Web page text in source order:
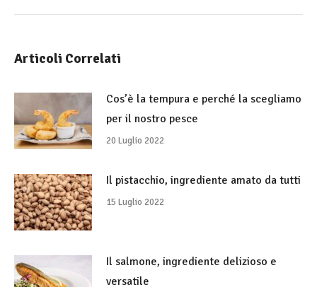
Articoli Correlati
Cos’è la tempura e perché la scegliamo
per il nostro pesce
20 Luglio 2022
Il pistacchio, ingrediente amato da tutti
15 Luglio 2022
Il salmone, ingrediente delizioso e
versatile